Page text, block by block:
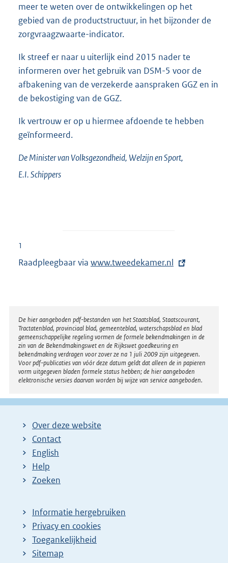
meer te weten over de ontwikkelingen op het
gebied van de productstructuur, in het bijzonder de
zorgvraagzwaarte-indicator.
Ik streef er naar u uiterlijk eind 2015 nader te
informeren over het gebruik van DSM-5 voor de
afbakening van de verzekerde aanspraken GGZ en in
de bekostiging van de GGZ.
Ik vertrouw er op u hiermee afdoende te hebben
geïnformeerd.
De Minister van Volksgezondheid, Welzijn en Sport,
E.I.Schippers
1
Raadpleegbaar via E
r
n
e
l
i
n
k
www.tweedekamer.nl
Disclaimer
De hier aangeboden pdf-bestanden van het Staatsblad, Staatscourant,
Tractatenblad, provinciaal blad, gemeenteblad, waterschapsblad en blad
gemeenschappelijke regeling vormen de formele bekendmakingen in de
zin van de Bekendmakingswet en de Rijkswet goedkeuring en
bekendmaking verdragen voor zover ze na 1 juli 2009 zijn uitgegeven.
Voor pdf-publicaties van vóór deze datum geldt dat alleen de in papieren
vorm uitgegeven bladen formele status hebben; de hier aangeboden
elektronische versies daarvan worden bij wijze van service aangeboden.
Over deze website
Contact
English
Help
Zoeken
Informatie hergebruiken
Privacy en cookies
Toegankelijkheid
Sitemap